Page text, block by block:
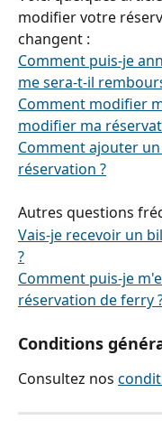
modifier votre
changent :
Comment puis-je
me sera-t-il
Comment modifier
modifier ma
Comment ajouter
réservation ?
Autres questions
Vais-je recevoir un
?
Comment puis-je
réservation de ferry
Conditions
Consultez nos